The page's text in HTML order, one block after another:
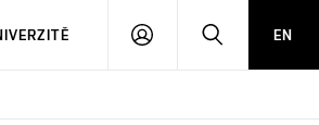
PŘIHLÁSIT HLEDATEN